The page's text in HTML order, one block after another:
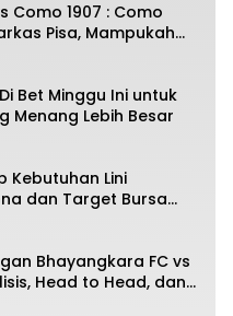
Como 1907 : Como
Pisa, Mampukah
Mencuri Poin?
Bet Minggu Ini untuk
Menang Lebih Besar
Kebutuhan Lini
dan Target Bursa
Bhayangkara FC vs
Head to Head, dan